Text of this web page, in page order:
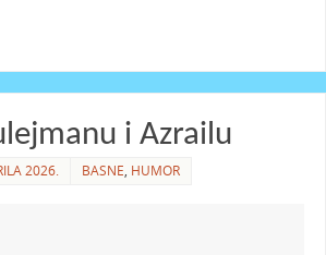
i Azrailu
2026. BASNE, HUMOR